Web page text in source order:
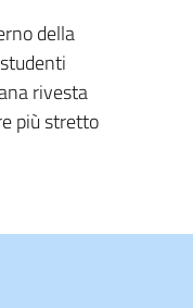
della
rivesta
più stretto